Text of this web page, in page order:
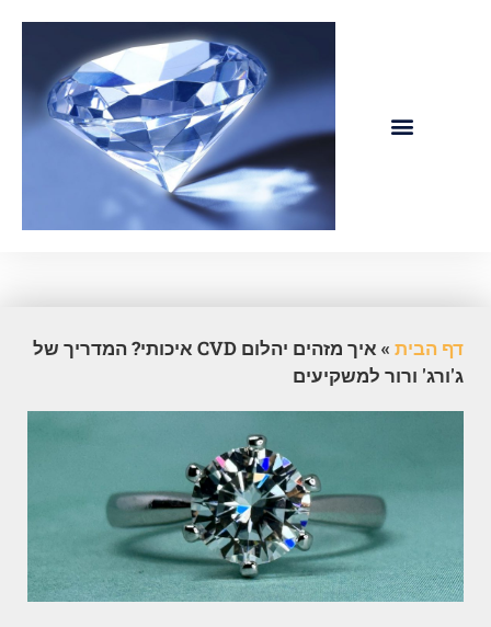
דף הבית »
איך מזהים יהלום CVD איכותי? המדריך של
ג'ורג' ורור למשקיעים